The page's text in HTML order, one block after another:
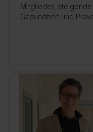
Mitglieder,
Gesundheit und